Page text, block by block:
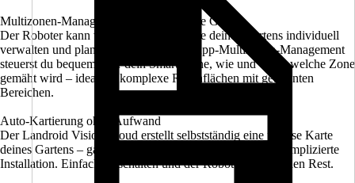
Multizonen‑Management für strukturierte Gärten
Der Roboter kann verschiedene Bereiche deines Gartens individuell
verwalten und planen. Mit dem Smart‑App‑Multizonen‑Management
steuerst du bequem über dein Smartphone, wie und wann welche Zone
gemäht wird – ideal für komplexe Rasenflächen mit getrennten
Bereichen.
Auto‑Kartierung ohne Aufwand
Der Landroid Vision Cloud erstellt selbstständig eine präzise Karte
deines Gartens – ganz ohne zusätzliche Hardware oder komplizierte
Installation. Einfach einschalten und der Roboter erledigt den Rest.